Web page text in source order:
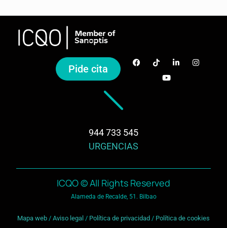
Pide cita
944 733 545
URGENCIAS
ICQO © All Rights Reserved
Alameda de Recalde, 51. Bilbao
Mapa web / Aviso legal / Política de privacidad / Política de cookies